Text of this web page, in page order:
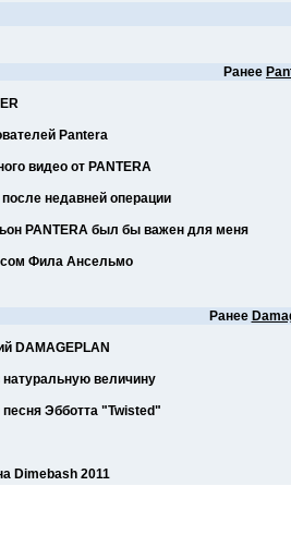
Ранее
Pantera
видео от PANTERA
недавней операции
PANTERA был бы важен для меня
Фила Ансельмо
Ранее
DAMAGEPLAN
величину
Эбботта "Twisted"
Dimebash 2011